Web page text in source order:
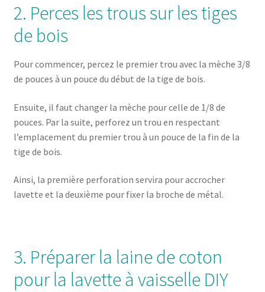
2. Perces les trous sur les tiges
de bois
Pour commencer, percez le premier trou avec la mèche 3/8
de pouces à un pouce du début de la tige de bois.
Ensuite, il faut changer la mèche pour celle de 1/8 de
pouces. Par la suite, perforez un trou en respectant
l’emplacement du premier trou à un pouce de la fin de la
tige de bois.
Ainsi, la première perforation servira pour accrocher
lavette et la deuxième pour fixer la broche de métal.
3. Préparer la laine de coton
pour la lavette à vaisselle DIY